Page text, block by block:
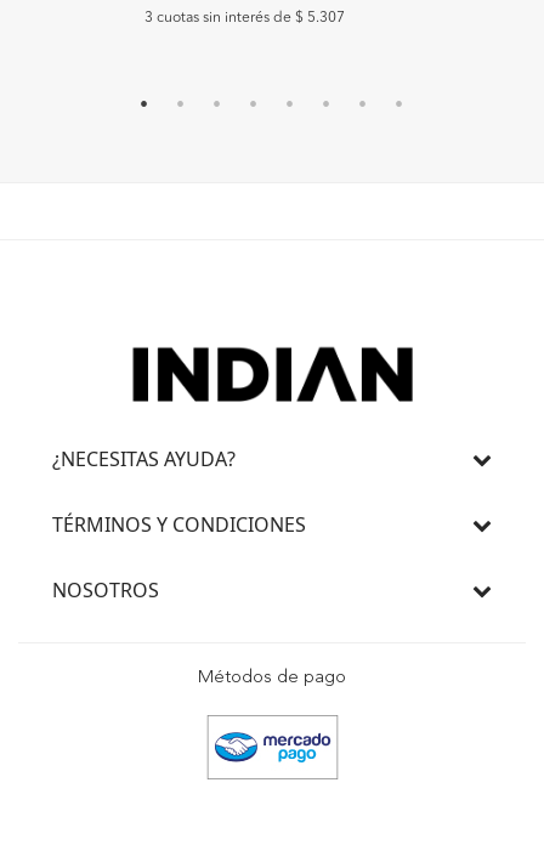
3 cuotas sin interés de $ 5.307
¿NECESITAS AYUDA?
TÉRMINOS Y CONDICIONES
NOSOTROS
Métodos de pago